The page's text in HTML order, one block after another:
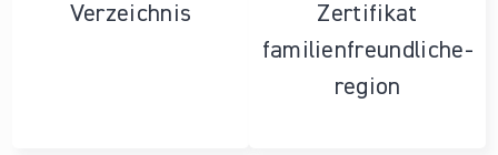
Verzeichnis
Zertifikat
familienfreundliche­
region